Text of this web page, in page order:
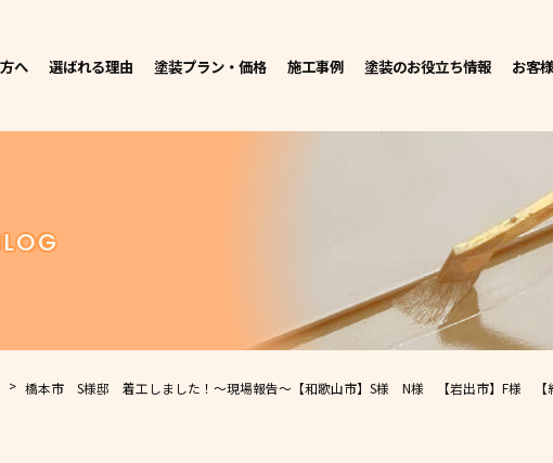
へ 選ばれる理由 塗装プラン・価格 施工事例 塗装のお役立ち情報 お客
> 橋本市 S様邸 着工しました！～現場報告～ 【和歌山市】S様 N様 【岩出市】F様 【紀の川市】Ｕ様 【橋本市